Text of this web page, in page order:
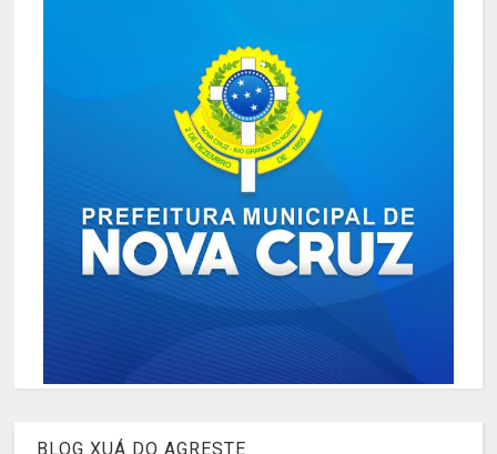
BLOG XUÁ DO AGRESTE